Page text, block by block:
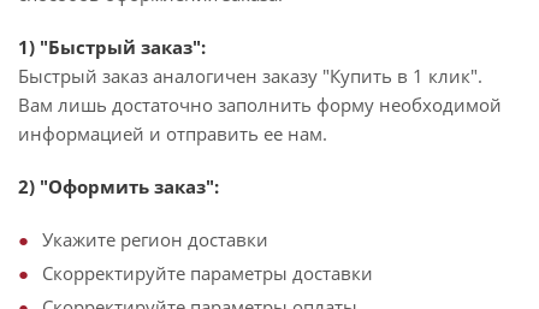
1) "Быстрый заказ":
Быстрый заказ аналогичен заказу "Купить в 1 клик".
Вам лишь достаточно заполнить форму необходимой
информацией и отправить ее нам.
2) "Оформить заказ":
Укажите регион доставки
Скорректируйте параметры доставки